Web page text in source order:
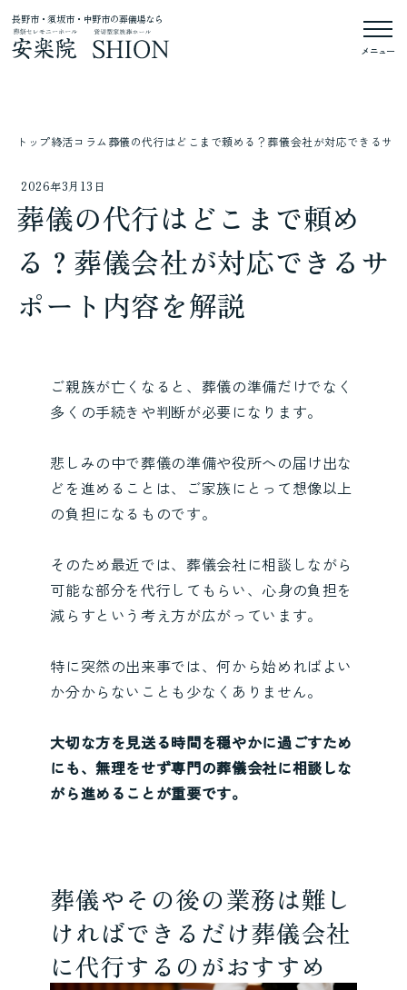
長野市・須坂市・中野市の葬儀場なら
メニュー
トップ終活コラム 葬儀の代行はどこまで頼める？葬儀会社が対応できるサ
2026年3月13日
葬儀の代行はどこまで頼め
る？葬儀会社が対応できるサ
ポート内容を解説
ご親族が亡くなると、葬儀の準備だけでなく
多くの手続きや判断が必要になります。
悲しみの中で葬儀の準備や役所への届け出な
どを進めることは、ご家族にとって想像以上
の負担になるものです。
そのため最近では、葬儀会社に相談しながら
可能な部分を代行してもらい、心身の負担を
減らすという考え方が広がっています。
特に突然の出来事では、何から始めればよい
か分からないことも少なくありません。
大切な方を見送る時間を穏やかに過ごすため
にも、無理をせず専門の葬儀会社に相談しな
がら進めることが重要です。
葬儀やその後の業務は難し
ければできるだけ葬儀会社
に代行するのがおすすめ